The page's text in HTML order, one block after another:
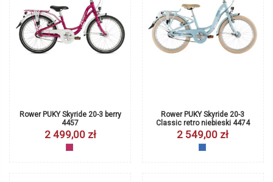
Rower PUKY Skyride 20-3 berry
4457
2 499,00 zł
berry
Rower PUKY Skyride 20-3
Classic retro niebieski 4474
2 549,00 zł
niebieski